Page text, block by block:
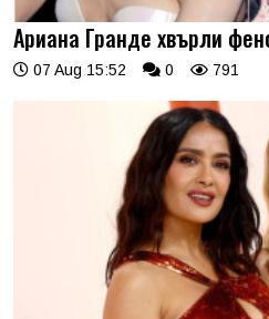
Ариана Гранде хвърли
07 Aug 15:52 0 791